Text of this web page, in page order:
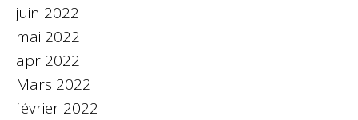
juin 2022
mai 2022
apr 2022
Mars 2022
février 2022